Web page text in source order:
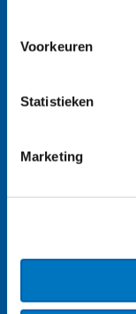
Voorkeuren
Statistieken
Marketing
About us